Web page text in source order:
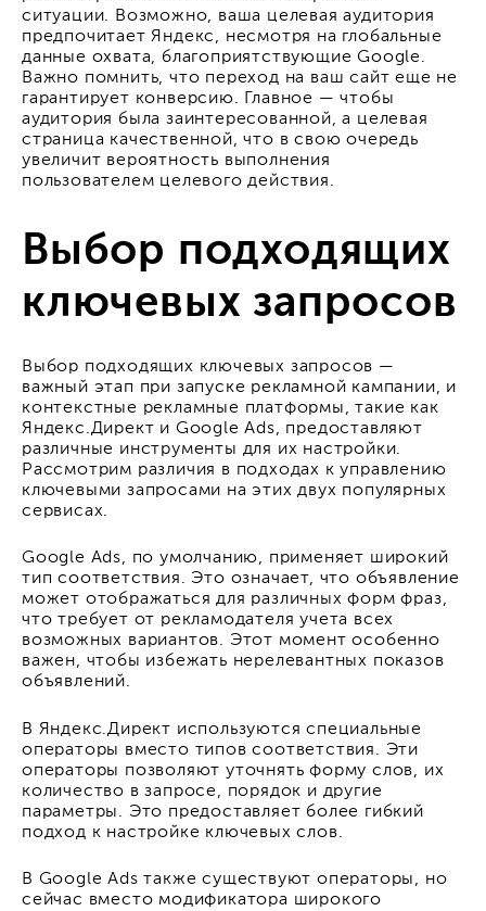
ситуации. Возможно, ваша целевая аудитория
предпочитает Яндекс, несмотря на глобальные
данные охвата, благоприятствующие Google.
Важно помнить, что переход на ваш сайт еще не
гарантирует конверсию. Главное — чтобы
аудитория была заинтересованной, а целевая
страница качественной, что в свою очередь
увеличит вероятность выполнения
пользователем целевого действия.
Выбор подходящих
ключевых запросов
Выбор подходящих ключевых запросов —
важный этап при запуске рекламной кампании, и
контекстные рекламные платформы, такие как
Яндекс.Директ и Google Ads, предоставляют
различные инструменты для их настройки.
Рассмотрим различия в подходах к управлению
ключевыми запросами на этих двух популярных
сервисах.
Google Ads, по умолчанию, применяет широкий
тип соответствия. Это означает, что объявление
может отображаться для различных форм фраз,
что требует от рекламодателя учета всех
возможных вариантов. Этот момент особенно
важен, чтобы избежать нерелевантных показов
объявлений.
В Яндекс.Директ используются специальные
операторы вместо типов соответствия. Эти
операторы позволяют уточнять форму слов, их
количество в запросе, порядок и другие
параметры. Это предоставляет более гибкий
подход к настройке ключевых слов.
В Google Ads также существуют операторы, но
сейчас вместо модификатора широкого